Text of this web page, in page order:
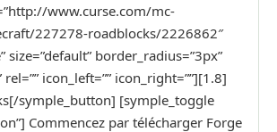
www.curse.com/mc-
227278-roadblocks/2226862″
size=”default” border_radius=”3px”
icon_left=”” icon_right=””][1.8]
symple_button] [symple_toggle
Commencez par télécharger Forge